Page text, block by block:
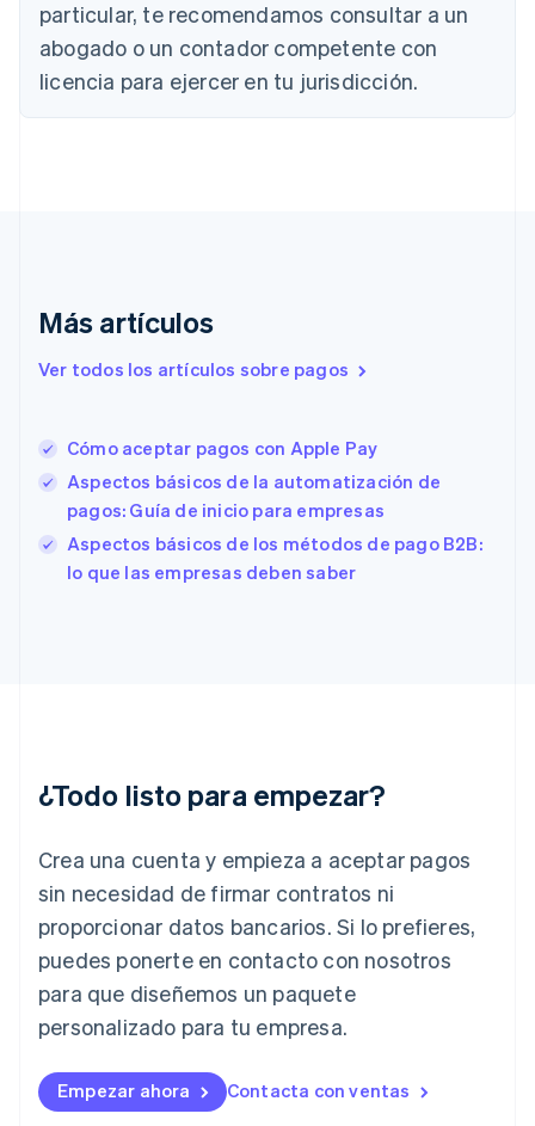
particular, te recomendamos consultar a un
abogado o un contador competente con
licencia para ejercer en tu jurisdicción.
Más artículos
Ver todos los artículos sobre pagos
Cómo aceptar pagos con Apple Pay
Aspectos básicos de la automatización de
pagos: Guía de inicio para empresas
Aspectos básicos de los métodos de pago B2B:
lo que las empresas deben saber
¿Todo listo para empezar?
Crea una cuenta y empieza a aceptar pagos
sin necesidad de firmar contratos ni
proporcionar datos bancarios. Si lo prefieres,
puedes ponerte en contacto con nosotros
para que diseñemos un paquete
personalizado para tu empresa.
Empezar ahora Contacta con ventas
English Français
China continental
简体中文 English
Chipre
Croacia
Eslovenia
España
English Español简体中文
English
Finlandia
EnglishSvenska
Francia
Français
Irlanda
Italia
English
Japón
日本語English
Letonia
Liechtenstein
DeutschEnglish
English
Luxemburgo